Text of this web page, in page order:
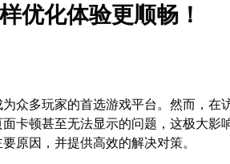
优化体验更顺畅！
众多玩家的首选游戏平台。然而，在
卡顿甚至无法显示的问题，这极大影
原因，并提供高效的解决对策。